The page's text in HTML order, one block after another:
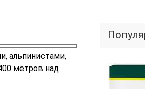
альпинистами,
метров над